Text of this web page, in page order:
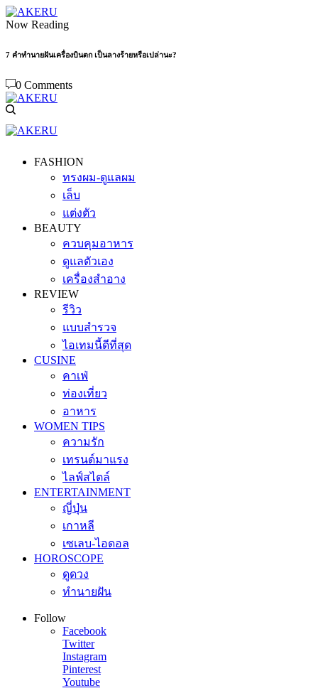
Now Reading
7 คำทำนายฝันเครื่องบินตก เป็นลางร้ายหรือเปล่านะ?
0 Comments
FASHION
ทรงผม-ดูแลผม
เล็บ
แต่งตัว
BEAUTY
ควบคุมอาหาร
ดูแลตัวเอง
เครื่องสำอาง
REVIEW
รีวิว
แบบสำรวจ
ไอเทมนี้ดีที่สุด
CUSINE
คาเฟ่
ท่องเที่ยว
อาหาร
WOMEN TIPS
ความรัก
เทรนด์มาแรง
ไลฟ์สไตล์
ENTERTAINMENT
ญี่ปุ่น
เกาหลี
เซเลบ-ไอดอล
HOROSCOPE
ดูดวง
ทำนายฝัน
Follow
Facebook
Twitter
Instagram
Pinterest
Youtube